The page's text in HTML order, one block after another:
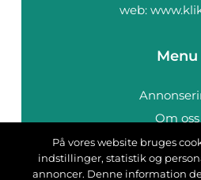
web:
Menu
Om oss
Cookies
Kontakta
På vores website bruges
indstillinger, statistik og
annoncer. Denne information